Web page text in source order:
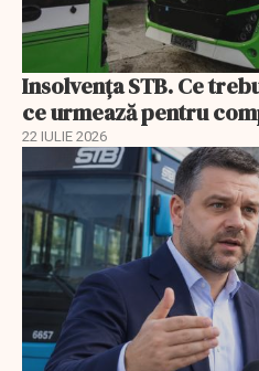
Insolvenţa STB. Ce
ce urmează pentru
22 IULIE 2026